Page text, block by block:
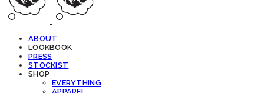
ABOUT
LOOKBOOK
PRESS
STOCKIST
SHOP
EVERYTHING